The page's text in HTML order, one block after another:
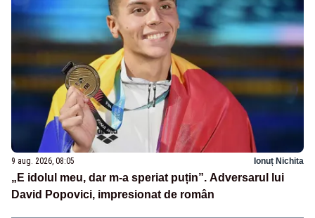
9 aug. 2026, 08:05 Ionuț Nichita
„E idolul meu, dar m-a speriat puțin”. Adversarul lui
David Popovici, impresionat de român